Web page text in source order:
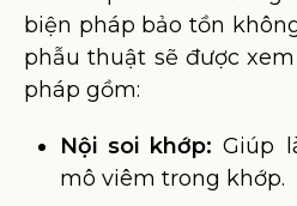
biện pháp bảo tồn
phẫu thuật sẽ được
pháp gồm:
Nội soi khớp: Giúp
mô viêm trong khớp.